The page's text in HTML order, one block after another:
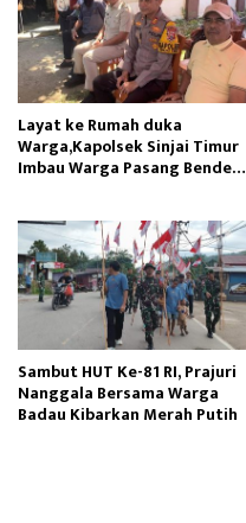
Layat ke Rumah duka
Warga,Kapolsek Sinjai Timur
Imbau Warga Pasang Bendera
Sambut HUT Ke-81 RI, Prajuri
Nanggala Bersama Warga
Badau Kibarkan Merah Putih